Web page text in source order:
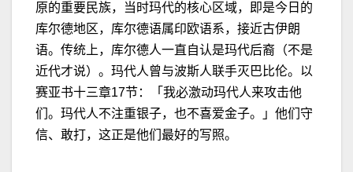
原的重要民族，当时玛代的核心区域，即是今日的
库尔德地区，库尔德语属印欧语系，接近古伊朗
语。传统上，库尔德人一直自认是玛代后裔（不是
近代才说）。玛代人曾与波斯人联手灭巴比伦。 以
赛亚书十三章17节：「我必激动玛代人来攻击他
们。玛代人不注重银子，也不喜爱金子。」 他们守
信、敢打，这正是他们最好的写照。